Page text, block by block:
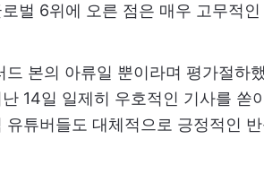
벌 6위에 오른 점은 매우 고무적인
드 본의 아류일 뿐이라며 평가절하
14일 일제히 우호적인 기사를 쏟
유튜버들도 대체적으로 긍정적인